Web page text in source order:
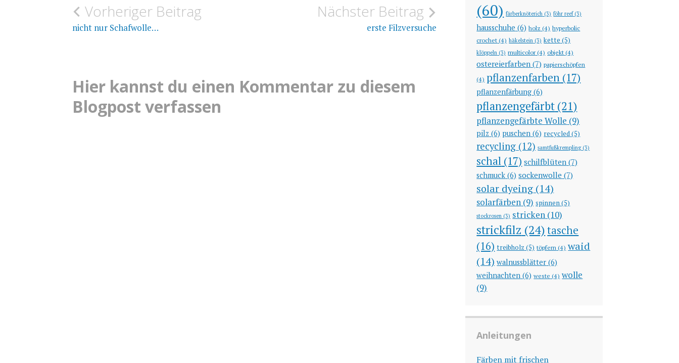
FILZEN
FILZEN
HAUSSCHUHE
Beitragsnavigation
Vorheriger Beitrag
nicht nur Schafwolle…
Nächster Beitrag
erste Filzversuche
Hier kannst du einen Kommentar zu diesem
Blogpost verfassen
(60) färberknöterich (3) föhr reef(3)
hausschuhe (6) holz (4) hyperbolic
crochet(4) häkelstein (3) kette (5)
klöppeln (3) multicolor(4) objekt(4)
ostereierfarben (7) papierschöpfen
(4) pflanzenfarben (17)
pflanzenfärbung (6)
pflanzengefärbt (21)
pflanzengefärbte Wolle (9)
pilz (6) puschen (6) recycled(5)
recycling (12) samtfußkrempling(3)
schal (17) schilfblüten (7)
schmuck (6) sockenwolle (7)
solar dyeing (14)
solarfärben (9) spinnen(5)
stockrosen (3) stricken (10)
strickfilz (24)tasche
(16) treibholz (5) töpfern(4) waid
(14) walnussblätter (6)
weihnachten (6) weste (4) wolle
(9)
Anleitungen
Färben mit frischen